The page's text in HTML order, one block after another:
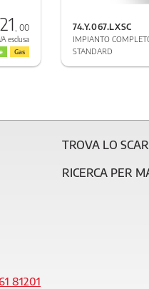
74.Y.067.LXSC
IMPIANTO
STANDARD
, 00
esclusa
Gas
TROVA LO
RICERCA PER
81201